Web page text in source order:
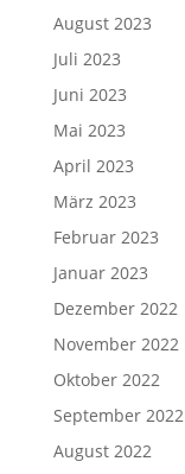
August 2023
Juli 2023
Juni 2023
Mai 2023
April 2023
März 2023
Februar 2023
Januar 2023
Dezember 2022
November 2022
Oktober 2022
September 2022
August 2022